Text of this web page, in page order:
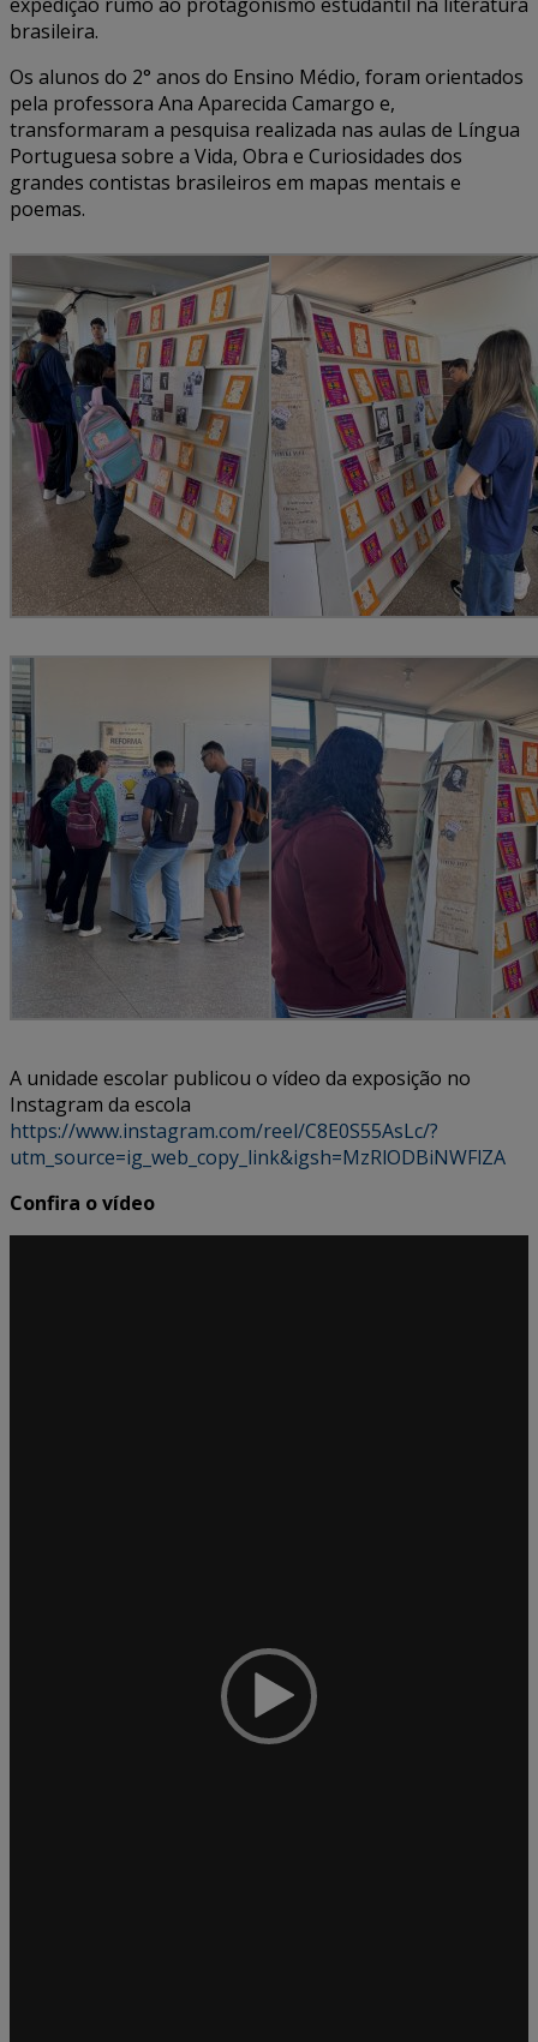
brasileira.
Os alunos do 2° anos do Ensino Médio, foram orientados
pela professora Ana Aparecida Camargo e,
transformaram a pesquisa realizada nas aulas de Língua
Portuguesa sobre a Vida, Obra e Curiosidades dos
grandes contistas brasileiros em mapas mentais e
poemas.
A unidade escolar publicou o vídeo da exposição no
Instagram da escola
https://www.instagram.com/reel/C8E0S55AsLc/?
utm_source=ig_web_copy_link&igsh=MzRlODBiNWFlZA
Confira o vídeo